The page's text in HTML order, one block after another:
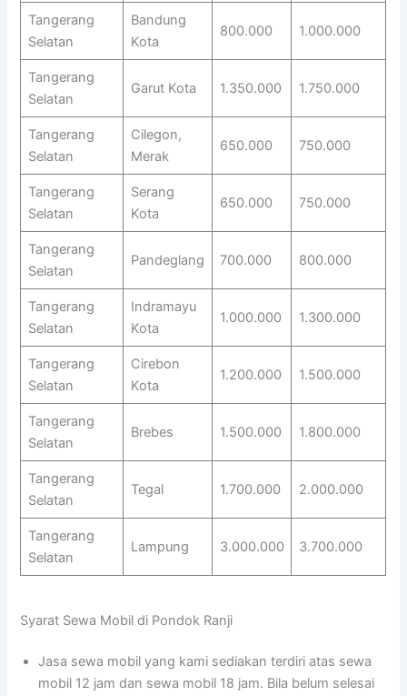
Tangerang
Selatan
Bandung
Kota
800.000 1.000.000
Tangerang
Selatan
Garut Kota 1.350.000 1.750.000
Tangerang
Selatan
Cilegon,
Merak
650.000 750.000
Tangerang
Selatan
Serang
Kota
650.000 750.000
Tangerang
Selatan
Pandeglang 700.000 800.000
Tangerang
Selatan
Indramayu
Kota
1.000.000 1.300.000
Tangerang
Selatan
Cirebon
Kota
1.200.000 1.500.000
Tangerang
Selatan
Brebes 1.500.000 1.800.000
Tangerang
Selatan
Tegal 1.700.000 2.000.000
Tangerang
Selatan
Lampung 3.000.000 3.700.000
Syarat Sewa Mobil di Pondok Ranji
Jasa sewa mobil yang kami sediakan terdiri atas sewa
mobil 12 jam dan sewa mobil 18 jam. Bila belum selesai